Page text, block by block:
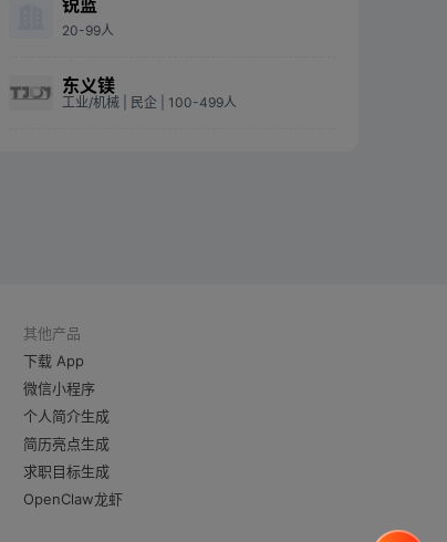
锐蓝
20-99人
东义镁
工业/机械 | 民企 | 100-499人
其他产品
下载 App
微信小程序
个人简介生成
简历亮点生成
求职目标生成
OpenClaw龙虾